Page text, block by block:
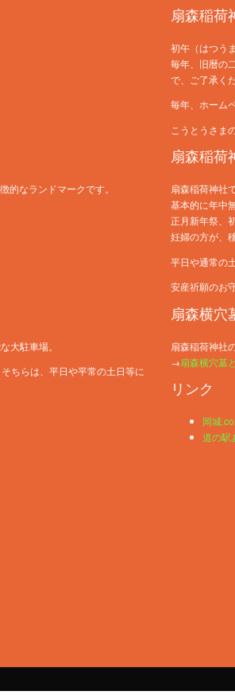
扇森稲荷
初午（はつう
毎年、旧暦の
で、ご了承く
毎年、ホーム
こうとうさま
的なランドマークです。
扇森稲荷
扇森稲荷神社
基本的に年中
正月新年祭、
妊婦の方が、
平日や通常の
安産祈願のお
大駐車場。
ちらは、平日や平常の土日等に
扇森横穴
扇森稲荷神社
→扇森横穴墓
リンク
岡城
道の駅